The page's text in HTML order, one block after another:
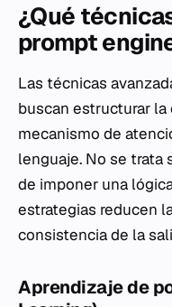
¿Qué
prompt
Las técnicas
buscan estructurar la
mecanismo de
lenguaje. No se trata
de imponer una
estrategias reducen
consistencia de la
Aprendizaje de